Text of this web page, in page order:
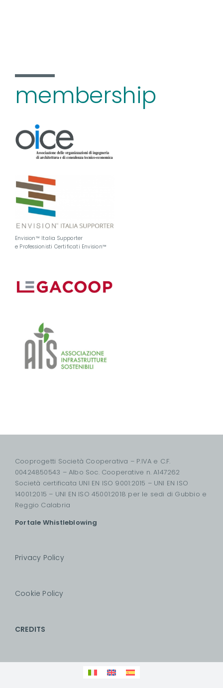
membership
Envision™ Italia Supporter
e Professionisti Certificati Envision™
Cooprogetti Società Cooperativa – P.IVA e C.F.
00424850543 – Albo Soc. Cooperative n. A147262
Società certificata UNI EN ISO 9001:2015 – UNI EN ISO
14001:2015 – UNI EN ISO 45001:2018 per le sedi di Gubbio e
Reggio Calabria
Portale Whistleblowing
Privacy Policy
Cookie Policy
CREDITS